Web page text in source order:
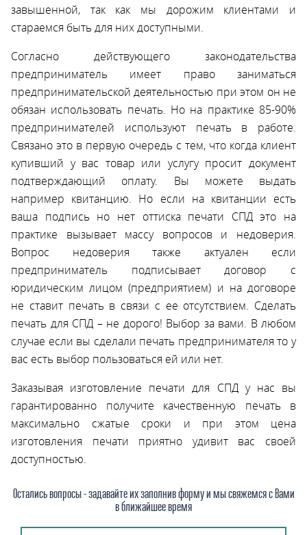
завышенной, так как мы дорожим клиентами и
стараемся быть для них доступными.
Согласно действующего законодательства
предприниматель имеет право заниматься
предпринимательской деятельностью при этом он не
обязан использовать печать. Но на практике 85-90%
предпринимателей используют печать в работе.
Связано это в первую очередь с тем, что когда клиент
купивший у вас товар или услугу просит документ
подтверждающий оплату. Вы можете выдать
например квитанцию. Но если на квитанции есть
ваша подпись но нет оттиска печати СПД это на
практике вызывает массу вопросов и недоверия.
Вопрос недоверия также актуален если
предприниматель подписывает договор с
юридическим лицом (предприятием) и на договоре
не ставит печать в связи с ее отсутствием. Сделать
печать для СПД – не дорого! Выбор за вами. В любом
случае если вы сделали печать предпринимателя то у
вас есть выбор пользоваться ей или нет.
Заказывая изготовление печати для СПД у нас вы
гарантированно получите качественную печать в
максимально сжатые сроки и при этом цена
изготовления печати приятно удивит вас своей
доступностью.
Остались вопросы - задавайте их заполнив форму и мы свяжемся с Вами
в ближайшее время